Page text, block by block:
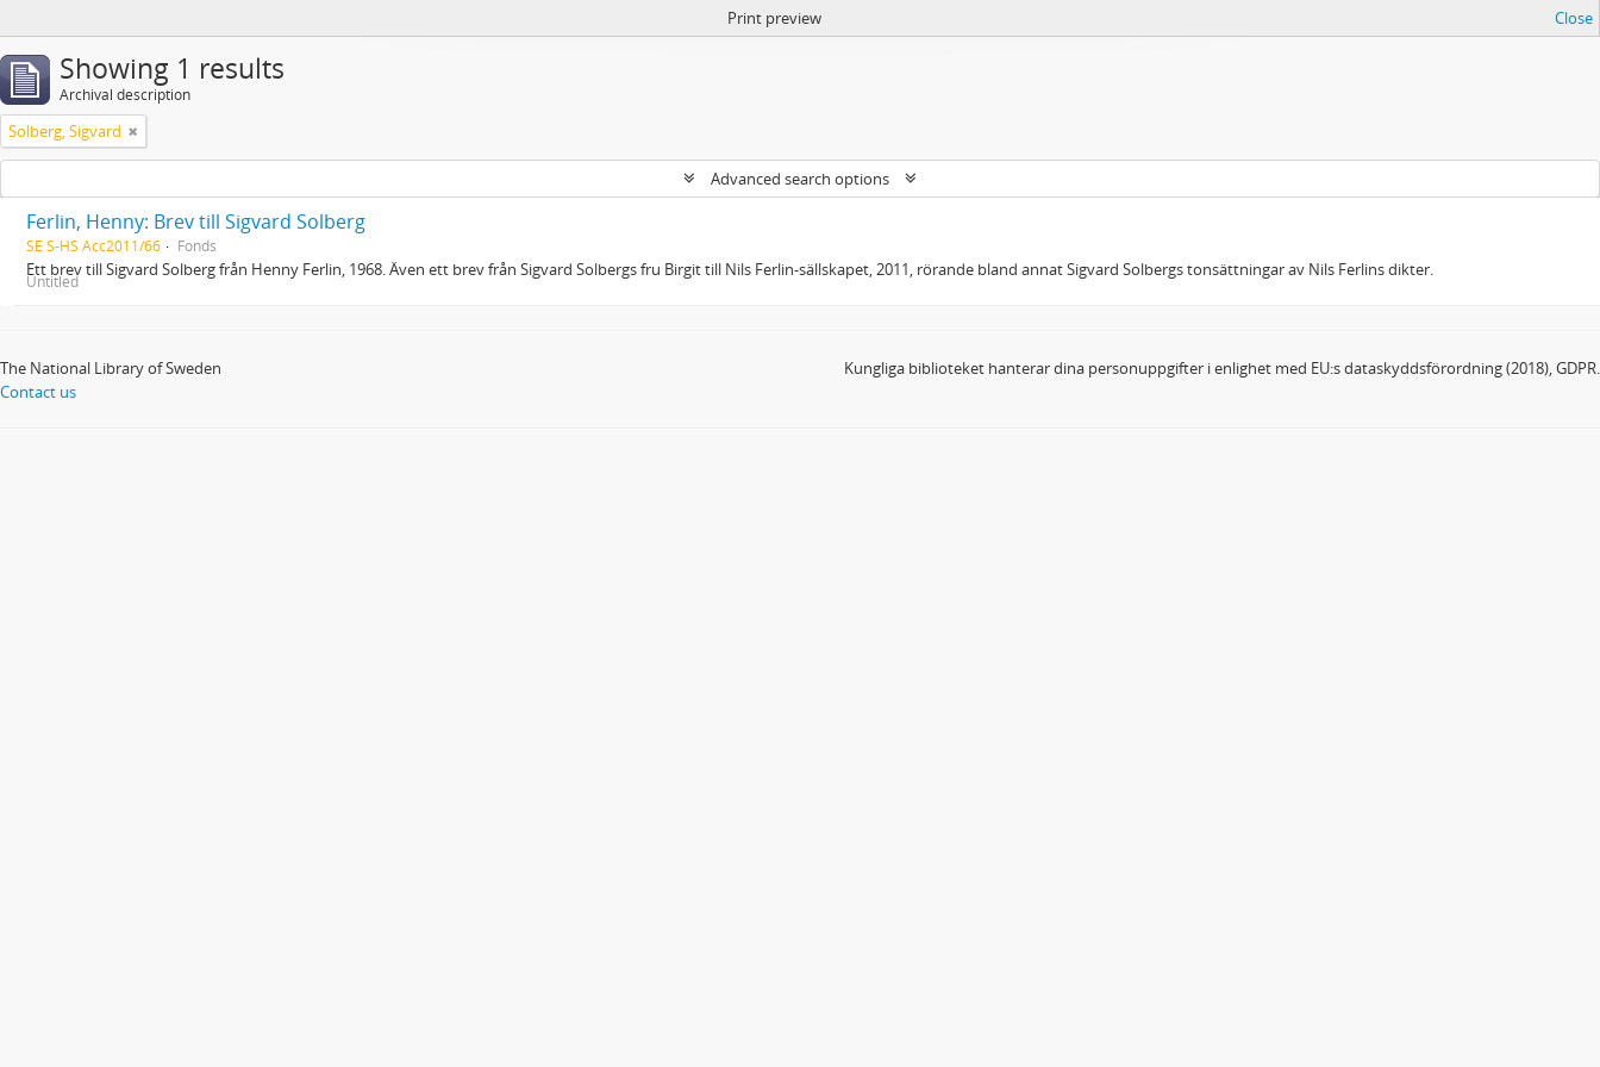
Print preview Close
Showing 1 results
Archival description
Solberg, Sigvard
Advanced search options
Ferlin, Henny: Brev till Sigvard Solberg
SE S-HS Acc2011/66 Fonds
Ett brev till Sigvard Solberg från Henny Ferlin, 1968. Även ett brev från Sigvard Solbergs fru Birgit till Nils Ferlin-sällskapet, 2011, rörande bland annat Sigvard Solbergs tonsättningar av Nils Ferlins dikter.
Untitled
The National Library of Sweden
Contact us
Kungliga biblioteket hanterar dina personuppgifter i enlighet med EU:s dataskyddsförordning (2018), GDPR.